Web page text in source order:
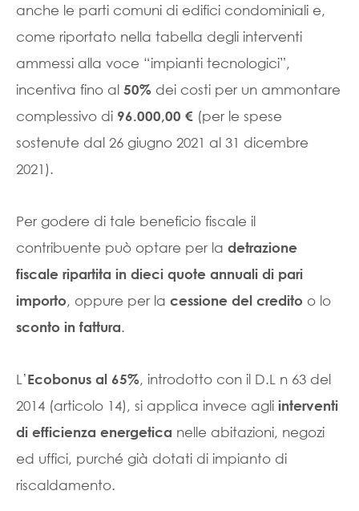
anche le parti comuni di edifici condominiali e,
come riportato nella tabella degli interventi
ammessi alla voce “impianti tecnologici”,
incentiva fino al 50% dei costi per un ammontare
complessivo di 96.000,00 € (per le spese
sostenute dal 26 giugno 2021 al 31 dicembre
2021).
Per godere di tale beneficio fiscale il
contribuente può optare per la detrazione
fiscale ripartita in dieci quote annuali di pari
importo, oppure per la cessione del credito o lo
sconto in fattura.
L’Ecobonus al 65%, introdotto con il D.L n 63 del
2014 (articolo 14), si applica invece agli interventi
di efficienza energetica nelle abitazioni, negozi
ed uffici, purché già dotati di impianto di
riscaldamento.